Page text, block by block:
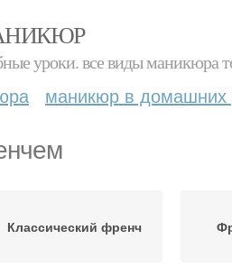
уроки. все виды маникюра
маникюр в домашних
Классический френч